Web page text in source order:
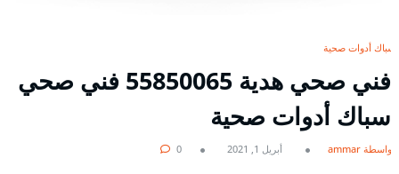
سباك أدوات صحية
فني صحي هدية 55850065 فني صحي
سباك أدوات صحية
بواسطة ammar أبريل 1, 2021 0